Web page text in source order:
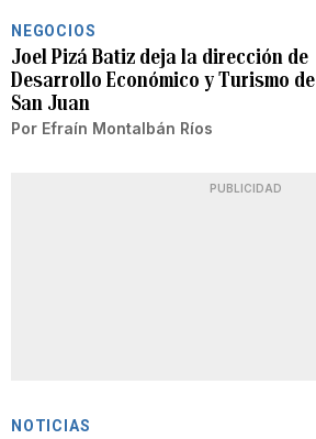
NEGOCIOS
Joel Pizá Batiz deja la dirección de
Desarrollo Económico y Turismo de
San Juan
Por Efraín Montalbán Ríos
PUBLICIDAD
NOTICIAS